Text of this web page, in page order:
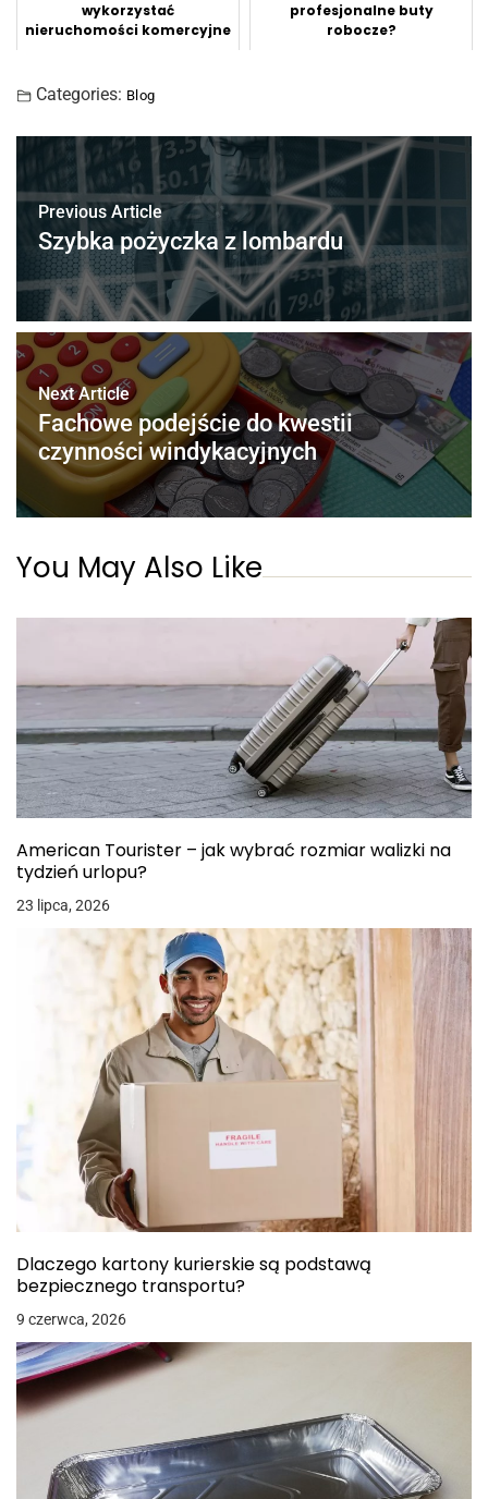
wykorzystać
nieruchomości komercyjne
profesjonalne buty
robocze?
Categories: Blog
Previous Article
Szybka pożyczka z lombardu
Next Article
Fachowe podejście do kwestii
czynności windykacyjnych
You May Also Like
American Tourister – jak wybrać rozmiar walizki na
tydzień urlopu?
23 lipca, 2026
Dlaczego kartony kurierskie są podstawą
bezpiecznego transportu?
9 czerwca, 2026